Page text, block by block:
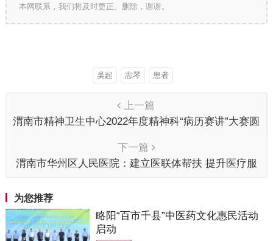
本网联系，我们将及时更正、删除，谢谢。
吴起 志琴 患者
上一篇
渭南市精神卫生中心2022年度精神科“病历赛讲”大赛圆
下一篇
渭南市华州区人民医院：建立医联体帮扶 提升医疗服
为您推荐
略阳“百市千县”中医药文化惠民活动
启动